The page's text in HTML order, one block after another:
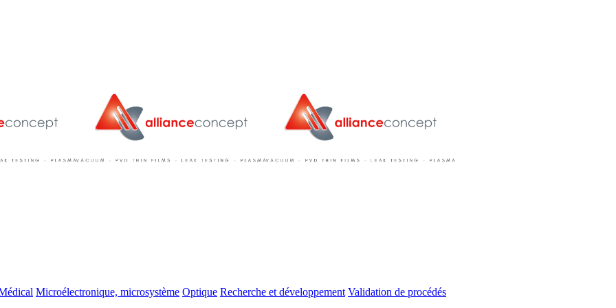
Microélectronique, microsystème Optique Recherche et développement Validation de procédés